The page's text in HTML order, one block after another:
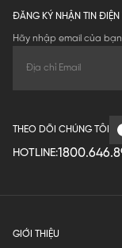
ĐĂNG KÝ NHẬN TIN ĐIỆN
Hãy nhập email của
THEO DÕI CHÚNG TÔI
HOTLINE:
GIỚI THIỆU